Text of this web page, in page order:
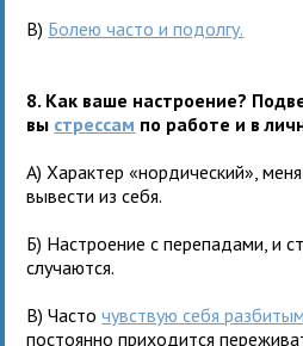
В) Болею часто и подолгу.
8. Как ваше настроение?
вы стрессам по работе и в
А) Характер «нордический»,
вывести из себя.
Б) Настроение с перепадами, и
случаются.
В) Часточувствую себя разбитым
постоянно приходится